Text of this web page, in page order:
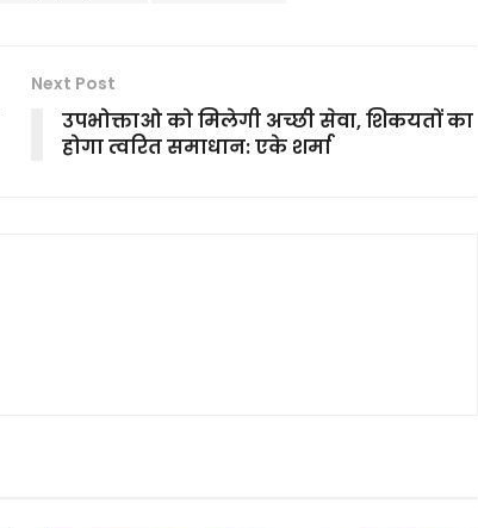
Next Post
उपभोक्ताओ को मिलेगी अच्छी सेवा, शिकयतों का
होगा त्वरित समाधान: एके शर्मा